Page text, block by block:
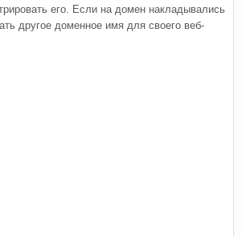
его. Если на домен накладывались
другое доменное имя для своего веб-